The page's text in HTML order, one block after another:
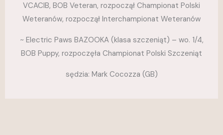
VCACIB, BOB Veteran, rozpoczął Championat Polski
Weteranów, rozpoczął Interchampionat Weteranów
~ Electric Paws BAZOOKA (klasa szczeniąt) – wo. 1/4,
BOB Puppy, rozpoczęła Championat Polski Szczeniąt
sędzia: Mark Cocozza (GB)